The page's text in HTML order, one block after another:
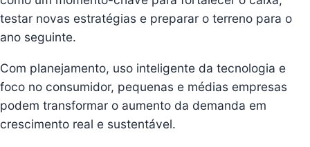
testar novas estratégias e preparar o terreno para o
ano seguinte.
Com planejamento, uso inteligente da tecnologia e
foco no consumidor, pequenas e médias empresas
podem transformar o aumento da demanda em
crescimento real e sustentável.